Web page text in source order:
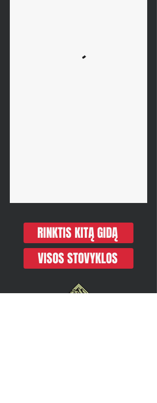
RINKTIS KITĄ GIDĄ
VISOS STOVYKLOS